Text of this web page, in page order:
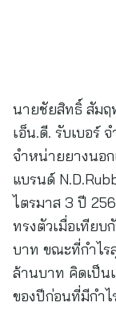
นายชัยสิทธิ์ สัมฤ
เอ็น.ดี. รับเบอร์
จำหน่ายยางนอ
แบรนด์
ไตรมาส 3 ปี
ทรงตัวเมื่อเทีย
บาท ขณะที่กำไร
ล้านบาท คิดเป็น
ของปีก่อนที่มีกำ